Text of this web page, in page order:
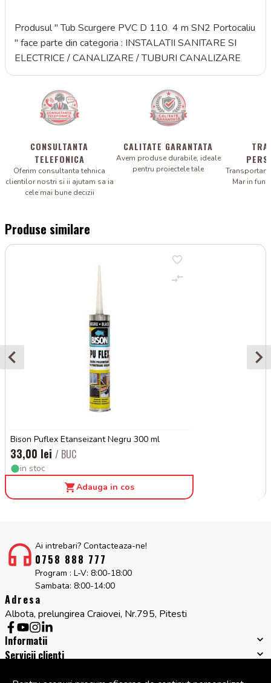
Produsul " Tub Scurgere PVC D 110 4 m SN2 Portocaliu
" face parte din categoria : INSTALATII SANITARE SI
ELECTRICE / CANALIZARE / TUBURI CANALIZARE
CONSULTANTA
TELEFONICA
Oferim consultanta tehnica
clientilor nostri si ii ajutam sa ia
cele mai bune decizii
CALITATE GARANTATA
Avem produse durabile, ideale
pentru proiectele tale
Mar in
Produse similare
Bison Puflex Etanseizant Negru 300 ml
33,00 lei / BUC
in stoc
Adauga in cos
Ai intrebari? Contacteaza-ne!
0758 888 777
Program : L-V: 8:00-18:00
Sambata: 8:00-14:00
Adresa
Albota, prelungirea Craiovei, Nr.795, Pitesti
Informatii
Servicii clienti